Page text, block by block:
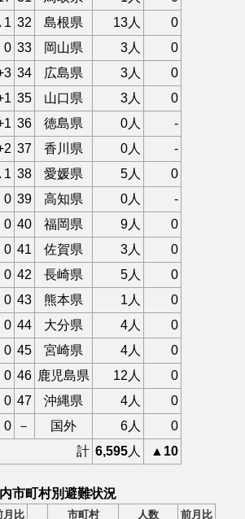
32 島根県 13人
0
0 33 岡山県 3人
0
34 広島県 3人
0
35 山口県 3人
0
36 徳島県 0人
-
37 香川県 0人
-
38 愛媛県 5人
0
0 39 高知県 0人
-
0 40 福岡県 9人
0
0 41 佐賀県 3人
0
0 42 長崎県 5人
0
0 43 熊本県 1人
0
0 44 大分県 4人
0
0 45 宮崎県 4人
0
0 46 鹿児島県 12人
0
0 47 沖縄県 4人
0
0 － 国外 6人
0
計 6,595人 ▲10
市町村別避難状況
月比 市町村 人数 前月比